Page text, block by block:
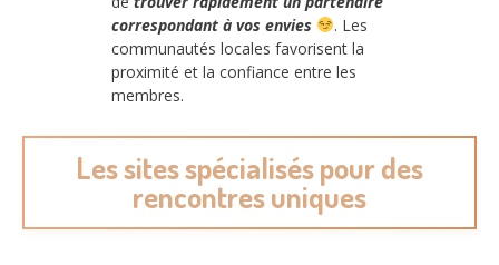
correspondant à vos envies
. Les
communautés locales favorisent la
proximité et la confiance entre les
membres.
Les sites spécialisés pour des
rencontres uniques